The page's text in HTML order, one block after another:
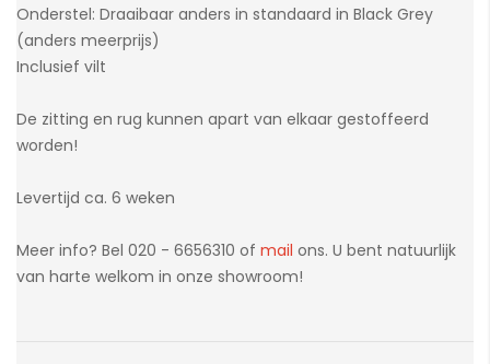
Onderstel: Draaibaar anders in standaard in Black Grey
(anders meerprijs)
Inclusief vilt
De zitting en rug kunnen apart van elkaar gestoffeerd
worden!
Levertijd ca. 6 weken
Meer info? Bel 020 - 6656310 of mail ons. U bent natuurlijk
van harte welkom in onze showroom!